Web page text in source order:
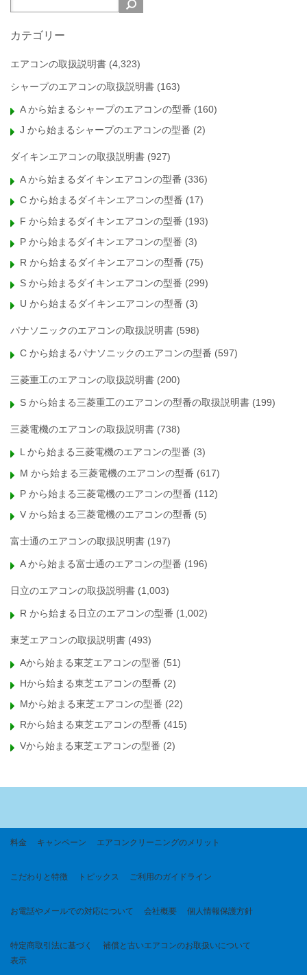
カテゴリー
エアコンの取扱説明書 (4,323)
シャープのエアコンの取扱説明書 (163)
A から始まるシャープのエアコンの型番 (160)
J から始まるシャープのエアコンの型番 (2)
ダイキンエアコンの取扱説明書 (927)
A から始まるダイキンエアコンの型番 (336)
C から始まるダイキンエアコンの型番 (17)
F から始まるダイキンエアコンの型番 (193)
P から始まるダイキンエアコンの型番 (3)
R から始まるダイキンエアコンの型番 (75)
S から始まるダイキンエアコンの型番 (299)
U から始まるダイキンエアコンの型番 (3)
パナソニックのエアコンの取扱説明書 (598)
C から始まるパナソニックのエアコンの型番 (597)
三菱重工のエアコンの取扱説明書 (200)
S から始まる三菱重工のエアコンの型番の取扱説明書 (199)
三菱電機のエアコンの取扱説明書 (738)
L から始まる三菱電機のエアコンの型番 (3)
M から始まる三菱電機のエアコンの型番 (617)
P から始まる三菱電機のエアコンの型番 (112)
V から始まる三菱電機のエアコンの型番 (5)
富士通のエアコンの取扱説明書 (197)
A から始まる富士通のエアコンの型番 (196)
日立のエアコンの取扱説明書 (1,003)
R から始まる日立のエアコンの型番 (1,002)
東芝エアコンの取扱説明書 (493)
Aから始まる東芝エアコンの型番 (51)
Hから始まる東芝エアコンの型番 (2)
Mから始まる東芝エアコンの型番 (22)
Rから始まる東芝エアコンの型番 (415)
Vから始まる東芝エアコンの型番 (2)
料金 キャンペーン エアコンクリーニングのメリット
こだわりと特徴 トピックス ご利用のガイドライン
お電話やメールでの対応について 会社概要 個人情報保護方針
特定商取引法に基づく
表示
補償と古いエアコンのお取扱いについて